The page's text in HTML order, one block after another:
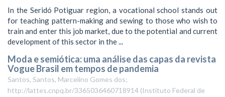
In the Seridó Potiguar region, a vocational school stands out
for teaching pattern-making and sewing to those who wish to
train and enter this job market, due to the potential and current
development of this sector in the ...
Moda e semiótica: uma análise das capas da revista
Vogue Brasil em tempos de pandemia
Santos, Santos, Marcelino Gomes dos;
http://lattes.cnpq.br/3365036460718914 (Instituto Federal de